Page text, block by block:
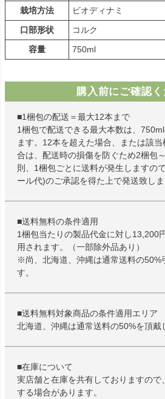
栽培方法
ビオディナミ
口部形状
コルク
容量
750ml
購入前にご確認
■1梱包の配送＝最大12本まで
1梱包で配送できる最大本数は、
ます。12本を超えた場合、または該
合は、配送時の損傷を防ぐため2梱包
則、1梱包ごとに送料が発生しますの
ール代)のご承認を得た上で発送致しま
■送料無料の条件適用
1梱包当たりの製品代金に対し13,200
用されます。（一部除外品あり）
※尚、北海道、沖縄は通常送料の50%
す。
■送料無料対象商品の条件適用エリア
北海道、沖縄は通常送料の50%を頂戴
■在庫について
実店舗と在庫を共有しておりますので
する場合があります。